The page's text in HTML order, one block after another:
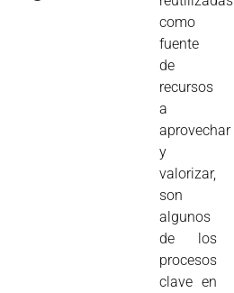
como
fuente
de
recursos
a
aprovechar
y
valorizar,
son
algunos
de los
procesos
clave en